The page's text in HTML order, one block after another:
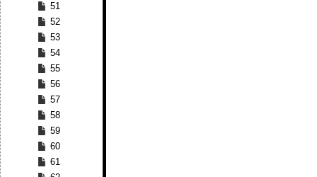
51
52
53
54
55
56
57
58
59
60
61